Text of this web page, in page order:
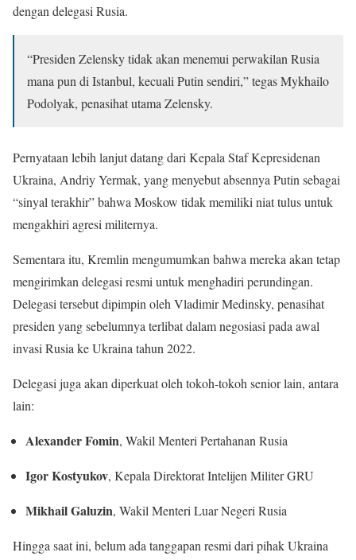
dengan delegasi Rusia.
“Presiden Zelensky tidak akan menemui perwakilan Rusia
mana pun di Istanbul, kecuali Putin sendiri,” tegas Mykhailo
Podolyak, penasihat utama Zelensky.
Pernyataan lebih lanjut datang dari Kepala Staf Kepresidenan
Ukraina, Andriy Yermak, yang menyebut absennya Putin sebagai
“sinyal terakhir” bahwa Moskow tidak memiliki niat tulus untuk
mengakhiri agresi militernya.
Sementara itu, Kremlin mengumumkan bahwa mereka akan tetap
mengirimkan delegasi resmi untuk menghadiri perundingan.
Delegasi tersebut dipimpin oleh Vladimir Medinsky, penasihat
presiden yang sebelumnya terlibat dalam negosiasi pada awal
invasi Rusia ke Ukraina tahun 2022.
Delegasi juga akan diperkuat oleh tokoh-tokoh senior lain, antara
lain:
Alexander Fomin, Wakil Menteri Pertahanan Rusia
Igor Kostyukov, Kepala Direktorat Intelijen Militer GRU
Mikhail Galuzin, Wakil Menteri Luar Negeri Rusia
Hingga saat ini, belum ada tanggapan resmi dari pihak Ukraina